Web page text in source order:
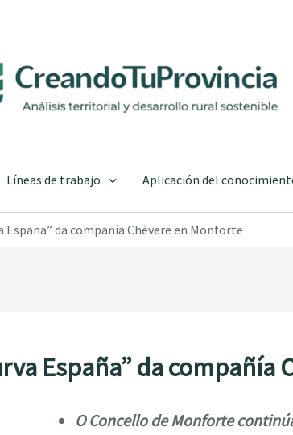
Líneas de trabajo Aplicación del
España” da compañía Chévere en Monforte
España” da compañía
O Concello de Monforte